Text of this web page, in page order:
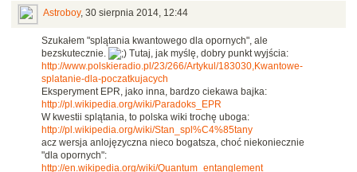
Astroboy, 30 sierpnia 2014, 12:44
Szukałem "splątania kwantowego dla opornych", ale
bezskutecznie.
Tutaj, jak myślę, dobry punkt wyjścia:
http://www.polskieradio.pl/23/266/Artykul/183030,Kwantowe-
splatanie-dla-poczatkujacych
Eksperyment EPR, jako inna, bardzo ciekawa bajka:
http://pl.wikipedia.org/wiki/Paradoks_EPR
W kwestii splątania, to polska wiki trochę uboga:
http://pl.wikipedia.org/wiki/Stan_spl%C4%85tany
acz wersja anlojęzyczna nieco bogatsza, choć niekoniecznie
"dla opornych":
http://en.wikipedia.org/wiki/Quantum_entanglement